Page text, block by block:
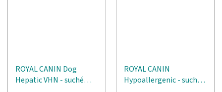
ROYAL CANIN Dog
Hepatic VHN - suché
ROYAL CANIN
Hypoallergenic - suché